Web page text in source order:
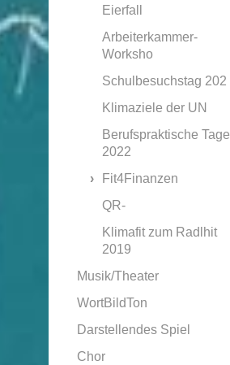
Eierfall
Arbeiterkammer-
Worksho
Schulbesuchstag 202
Klimaziele der UN
Berufspraktische Tage
2022
Fit4Finanzen
QR-
Klimafit zum Radlhit
2019
Musik/Theater
WortBildTon
Darstellendes Spiel
Chor